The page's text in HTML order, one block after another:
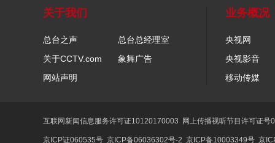
关于我们
总台之声
总台总经理室
关于CCTV.com
象舞广告
网站声明
业务概况
央视网
央视影音
移动传媒
互联网新闻信息服务许可证10120170003 网上传播视听节目许可证
京ICP证060535号 京ICP备06036302号-2 京ICP备10003349号 京